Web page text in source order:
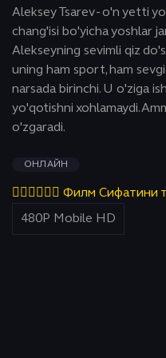
Aleksey Tsarev - o'n yetti
chang'isi bo'yicha yoshlar
Alekseyning sevimli qiz
uning ham sport, ham
narsada birinchi. U o'ziga
yo'qotishni xohlamaydi.
o'zgaradi.
ОНЛАЙН
👇🏻👇🏻👇🏻 Филм Сифатини